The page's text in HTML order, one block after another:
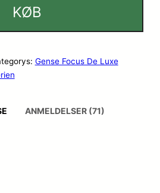
KØB
Gense Focus De Luxe
ANMELDELSER (71)